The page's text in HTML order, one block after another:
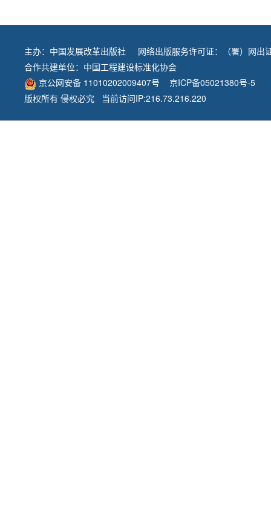
主办： 中国发展改革出版社
网络出版服务许可证：（署）网出
合作共建单位： 中国工程建设标准化协会
京公网安备 11010202009407号
京ICP备05021380号-5
版权所有 侵权必究 当前访问IP:216.73.216.220